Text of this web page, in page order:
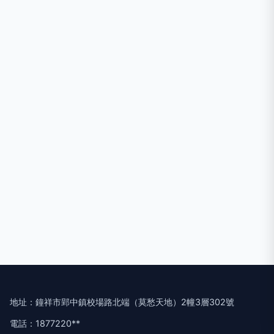
地址：鐘祥市郢中鎮校場路北端（莫愁天地）2幢3層302號
電話：1877220**